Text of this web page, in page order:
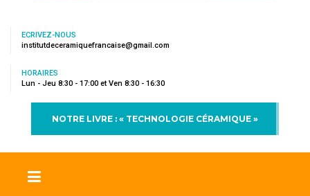
ECRIVEZ-NOUS
institutdeceramiquefrancaise@gmail.com
HORAIRES
Lun - Jeu 8:30 - 17:00 et Ven 8:30 - 16:30
NOTRE LIVRE : « TECHNOLOGIE CÉRAMIQUE »